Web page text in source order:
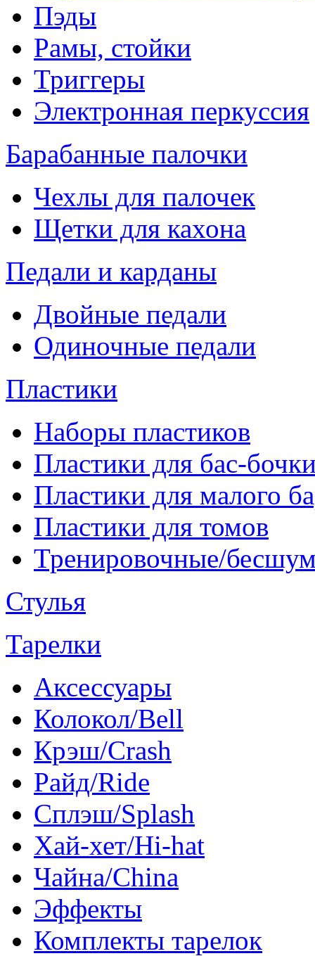
Пэды
Рамы, стойки
Триггеры
Электронная перкуссия
Барабанные палочки
Чехлы для палочек
Щетки для кахона
Педали и карданы
Двойные педали
Одиночные педали
Пластики
Наборы пластиков
Пластики для бас-
Пластики для малого
Пластики для томов
Тренировочные/
Стулья
Тарелки
Аксессуары
Колокол/Bell
Крэш/Crash
Райд/Ride
Сплэш/Splash
Хай-хет/Hi-hat
Чайна/China
Эффекты
Комплекты тарелок